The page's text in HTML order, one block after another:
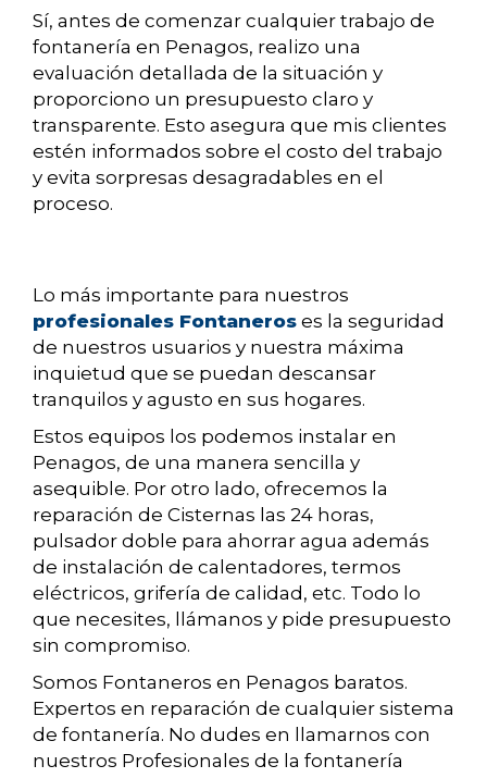
Sí, antes de comenzar cualquier trabajo de
fontanería en Penagos, realizo una
evaluación detallada de la situación y
proporciono un presupuesto claro y
transparente. Esto asegura que mis clientes
estén informados sobre el costo del trabajo
y evita sorpresas desagradables en el
proceso.
Lo más importante para nuestros
profesionales Fontaneros es la seguridad
de nuestros usuarios y nuestra máxima
inquietud que se puedan descansar
tranquilos y agusto en sus hogares.
Estos equipos los podemos instalar en
Penagos, de una manera sencilla y
asequible. Por otro lado, ofrecemos la
reparación de Cisternas las 24 horas,
pulsador doble para ahorrar agua además
de instalación de calentadores, termos
eléctricos, grifería de calidad, etc. Todo lo
que necesites, llámanos y pide presupuesto
sin compromiso.
Somos Fontaneros en Penagos baratos.
Expertos en reparación de cualquier sistema
de fontanería. No dudes en llamarnos con
nuestros Profesionales de la fontanería